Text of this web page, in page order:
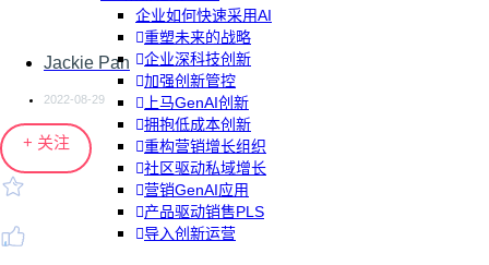
企业如何快速采用AI
重塑未来的战略
企业深科技创新
加强创新管控
上马GenAI创新
拥抱低成本创新
重构营销增长组织
社区驱动私域增长
营销GenAI应用
产品驱动销售PLS
导入创新运营
Jackie Pan
2022-08-29
+ 关注